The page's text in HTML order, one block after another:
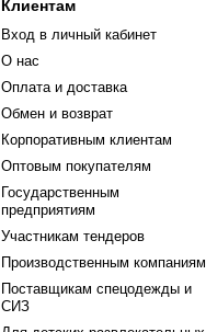
Клиентам
Вход в личный кабинет
О нас
Оплата и доставка
Обмен и возврат
Корпоративным клиентам
Оптовым покупателям
Государственным
предприятиям
Участникам тендеров
Производственным компаниям
Поставщикам спецодежды и
СИЗ